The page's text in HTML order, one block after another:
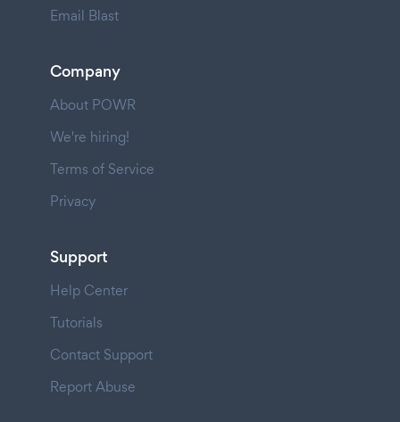
Email Blast
Company
About POWR
We're hiring!
Terms of Service
Privacy
Support
Help Center
Tutorials
Contact Support
Report Abuse